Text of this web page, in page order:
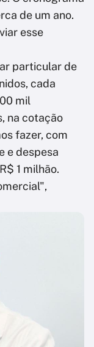
de um ano.
esse
particular de
cada
mil
na cotação
fazer, com
e despesa
1 milhão.